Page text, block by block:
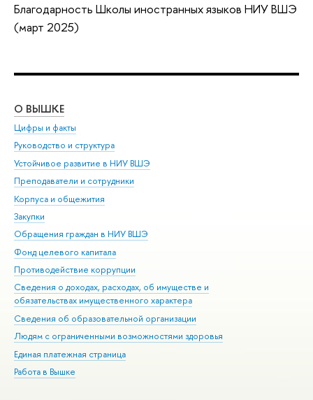
Благодарность Школы иностранных языков НИУ ВШЭ
(март 2025)
О ВЫШКЕ
Цифры и факты
Руководство и структура
Устойчивое развитие в НИУ ВШЭ
Преподаватели и сотрудники
Корпуса и общежития
Закупки
Обращения граждан в НИУ ВШЭ
Фонд целевого капитала
Противодействие коррупции
Сведения о доходах, расходах, об имуществе и
обязательствах имущественного характера
Сведения об образовательной организации
Людям с ограниченными возможностями здоровья
Единая платежная страница
Работа в Вышке